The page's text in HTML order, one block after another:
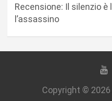
Recensione: Il silenzio è
l’assassino
Copyright © 2026